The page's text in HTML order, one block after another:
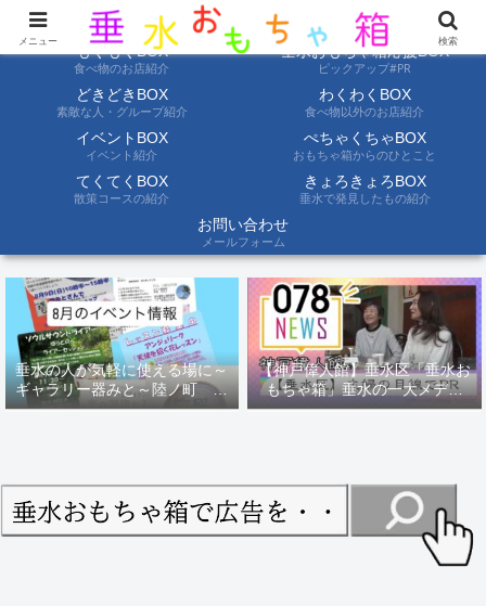
ようこそ垂水おもちゃ箱へ。垂水の情報を自分たちの目でみて聞いて伝えます
もぐもぐBOX
食べ物のお店紹介
垂水おもちゃ箱応援BOX
ピックアップ#PR
どきどきBOX
素敵な人・グループ紹介
わくわくBOX
食べ物以外のお店紹介
イベントBOX
イベント紹介
ぺちゃくちゃBOX
おもちゃ箱からのひとこと
てくてくBOX
散策コースの紹介
きょろきょろBOX
垂水で発見したもの紹介
お問い合わせ
メールフォーム
垂水の人が気軽に使える場に～
ギャラリー器みと～陸ノ町 ８
月のイベント情報
【神戸偉人館】垂水区「垂水お
もちゃ箱」垂水の一大メディ
ア！？｜神戸の魅力を凸インタ
メニュー 検索